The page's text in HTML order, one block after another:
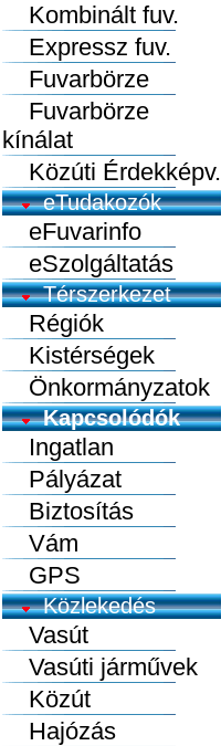
Kombinált fuv.
Expressz fuv.
Fuvarbörze
Fuvarbörze
kínálat
Közúti Érdekképv.
eTudakozók
eFuvarinfo
eSzolgáltatás
Térszerkezet
Régiók
Kistérségek
Önkormányzatok
Kapcsolódók
Ingatlan
Pályázat
Biztosítás
Vám
GPS
Közlekedés
Vasút
Vasúti járművek
Közút
Hajózás